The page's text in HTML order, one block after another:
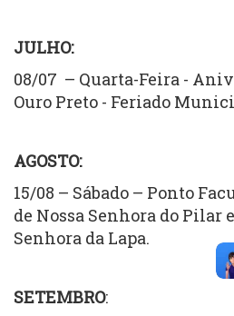
JULHO:
08/07 – Quarta-Feira -
Ouro Preto - Feriado
AGOSTO:
15/08 – Sábado – Ponto
de Nossa Senhora do Pilar
Senhora da Lapa.
SETEMBRO: